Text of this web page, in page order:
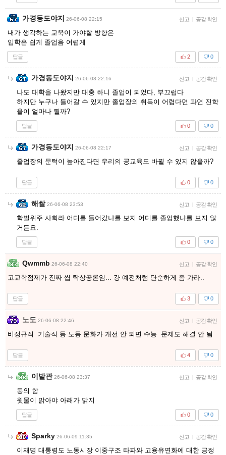
가경동도야지 26-06-08 22:15 신고 | 공감 확인
내가 생각하는 교욱이 가야할 방향은
입학은 쉽게 졸업음 어렵게
답글 0
2
가경동도야지 26-06-08 22:16 신고 | 공감 확인
나도 대학을 나왔지만 대충 하니 졸업이 되었다, 부끄럽다
하지만 누구나 들어갈 수 있지만 졸업장의 취득이 어렵다면 과연 진학
율이 얼마나 될까?
답글 0
0
가경동도야지 26-06-08 22:17 신고 | 공감 확인
졸업장의 문턱이 높아진다면 우리의 공교육도 바뀔 수 있지 않을까?
답글 0
0
해쌀 26-06-08 23:53 신고 | 공감 확인
학벌위주 사회라 어디를 들어갔냐를 보지 어디를 졸업했냐를 보지 않
거든요.
답글 0
0
Qwmmb 26-06-08 22:40 신고 | 공감 확인
고교학점제가 진짜 씹 탁상공론임... 걍 예전처럼 단순하게 좀 가라..
답글 0
3
노도 26-06-08 22:46 신고 | 공감 확인
비정규직 기술직 등 노동 문화가 개선 안 되면 수능 문제도 해결 안 됨
답글 0
4
이발관 26-06-08 23:37 신고 | 공감 확인
동의 함
윗물이 맑아야 아래가 맑지
답글 0
0
Sparky 26-06-09 11:35 신고 | 공감 확인
이재명 대통령도 노동시장 이중구조 타파와 고용유연화에 대한 긍정